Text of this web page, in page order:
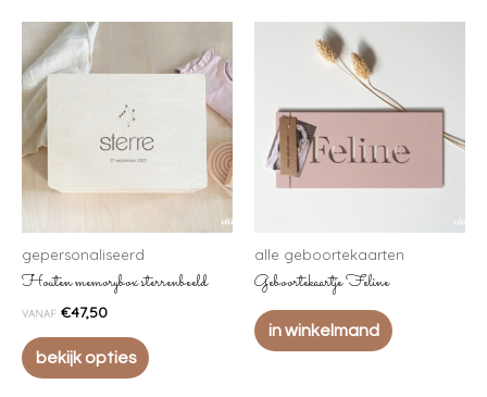
gepersonaliseerd
Houten memorybox sterrenbeeld
VANAF €47,50
bekijk opties
alle geboortekaarten
Geboortekaartje Feline
in winkelmand